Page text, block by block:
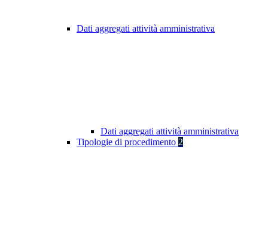
Dati aggregati attività amministrativa
Dati aggregati attività amministrativa
Tipologie di procedimento 2